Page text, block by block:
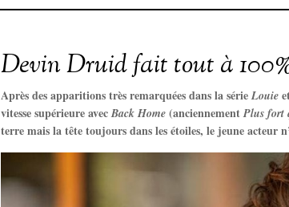
Devin Druid fait tout à
Après des apparitions très remarquées dans la série Louie
vitesse supérieure avec Back Home (anciennementPlus fort
terre mais la tête toujours dans les étoiles, le jeune acteur